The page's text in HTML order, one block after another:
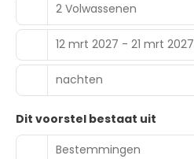
2 Volwassenen
12 mrt 2027 - 21 mrt 2027
nachten
Dit voorstel bestaat uit
Bestemmingen